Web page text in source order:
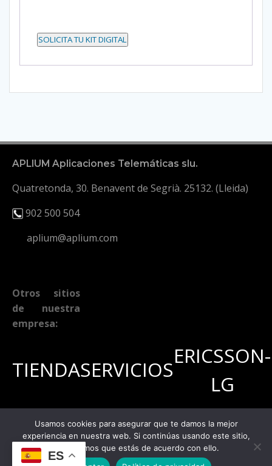
SOLICITA TU KIT DIGITAL
APLIUM Aplicaciones Telemáticas slu.
Quatretonda, 30. Benavent de Segrià. 25132. (Lleida)
902 500 504
aplium@aplium.com
Otros sitios
de nuestra
empresa:
TIENDASERVICIOS
ERICSSON-
LG
productos para
usted.
móvil, televisión,
centralitas virtuales.
toda España del
fabricante Ericsson LG.
ES
Usamos cookies para asegurar que te damos la mejor
experiencia en nuestra web. Si continúas usando este sitio,
asumiremos que estás de acuerdo con ello.